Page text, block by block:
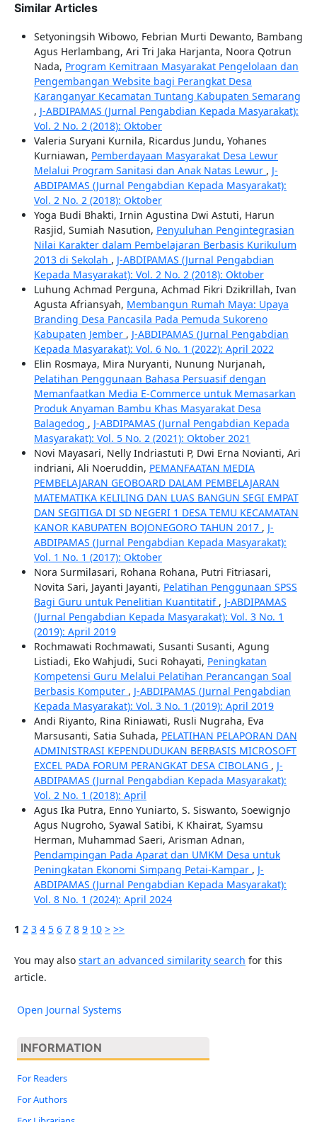
Similar Articles
Setyoningsih Wibowo, Febrian Murti Dewanto, Bambang
Agus Herlambang, Ari Tri Jaka Harjanta, Noora Qotrun
Nada, Program Kemitraan Masyarakat Pengelolaan dan
Pengembangan Website bagi Perangkat Desa
Karanganyar Kecamatan Tuntang Kabupaten Semarang
, J-ABDIPAMAS (Jurnal Pengabdian Kepada Masyarakat):
Vol. 2 No. 2 (2018): Oktober
Valeria Suryani Kurnila, Ricardus Jundu, Yohanes
Kurniawan, Pemberdayaan Masyarakat Desa Lewur
Melalui Program Sanitasi dan Anak Natas Lewur , J-
ABDIPAMAS (Jurnal Pengabdian Kepada Masyarakat):
Vol. 2 No. 2 (2018): Oktober
Yoga Budi Bhakti, Irnin Agustina Dwi Astuti, Harun
Rasjid, Sumiah Nasution, Penyuluhan Pengintegrasian
Nilai Karakter dalam Pembelajaran Berbasis Kurikulum
2013 di Sekolah , J-ABDIPAMAS (Jurnal Pengabdian
Kepada Masyarakat): Vol. 2 No. 2 (2018): Oktober
Luhung Achmad Perguna, Achmad Fikri Dzikrillah, Ivan
Agusta Afriansyah, Membangun Rumah Maya: Upaya
Branding Desa Pancasila Pada Pemuda Sukoreno
Kabupaten Jember , J-ABDIPAMAS (Jurnal Pengabdian
Kepada Masyarakat): Vol. 6 No. 1 (2022): April 2022
Elin Rosmaya, Mira Nuryanti, Nunung Nurjanah,
Pelatihan Penggunaan Bahasa Persuasif dengan
Memanfaatkan Media E-Commerce untuk Memasarkan
Produk Anyaman Bambu Khas Masyarakat Desa
Balagedog , J-ABDIPAMAS (Jurnal Pengabdian Kepada
Masyarakat): Vol. 5 No. 2 (2021): Oktober 2021
Novi Mayasari, Nelly Indriastuti P, Dwi Erna Novianti, Ari
indriani, Ali Noeruddin, PEMANFAATAN MEDIA
PEMBELAJARAN GEOBOARD DALAM PEMBELAJARAN
MATEMATIKA KELILING DAN LUAS BANGUN SEGI EMPAT
DAN SEGITIGA DI SD NEGERI 1 DESA TEMU KECAMATAN
KANOR KABUPATEN BOJONEGORO TAHUN 2017 , J-
ABDIPAMAS (Jurnal Pengabdian Kepada Masyarakat):
Vol. 1 No. 1 (2017): Oktober
Nora Surmilasari, Rohana Rohana, Putri Fitriasari,
Novita Sari, Jayanti Jayanti, Pelatihan Penggunaan SPSS
Bagi Guru untuk Penelitian Kuantitatif , J-ABDIPAMAS
(Jurnal Pengabdian Kepada Masyarakat): Vol. 3 No. 1
(2019): April 2019
Rochmawati Rochmawati, Susanti Susanti, Agung
Listiadi, Eko Wahjudi, Suci Rohayati, Peningkatan
Kompetensi Guru Melalui Pelatihan Perancangan Soal
Berbasis Komputer , J-ABDIPAMAS (Jurnal Pengabdian
Kepada Masyarakat): Vol. 3 No. 1 (2019): April 2019
Andi Riyanto, Rina Riniawati, Rusli Nugraha, Eva
Marsusanti, Satia Suhada, PELATIHAN PELAPORAN DAN
ADMINISTRASI KEPENDUDUKAN BERBASIS MICROSOFT
EXCEL PADA FORUM PERANGKAT DESA CIBOLANG , J-
ABDIPAMAS (Jurnal Pengabdian Kepada Masyarakat):
Vol. 2 No. 1 (2018): April
Agus Ika Putra, Enno Yuniarto, S. Siswanto, Soewignjo
Agus Nugroho, Syawal Satibi, K Khairat, Syamsu
Herman, Muhammad Saeri, Arisman Adnan,
Pendampingan Pada Aparat dan UMKM Desa untuk
Peningkatan Ekonomi Simpang Petai-Kampar , J-
ABDIPAMAS (Jurnal Pengabdian Kepada Masyarakat):
Vol. 8 No. 1 (2024): April 2024
1 2 3 4 5 6 7 8 9 10 > >>
You may also start an advanced similarity search for this
article.
Open Journal Systems
INFORMATION
For Readers
For Authors